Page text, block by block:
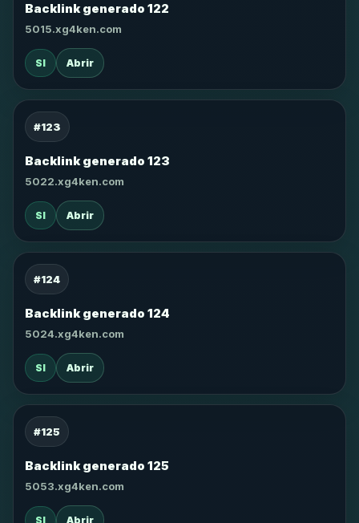
Backlink generado 122
5015.xg4ken.com
SI Abrir
#123
Backlink generado 123
5022.xg4ken.com
SI Abrir
#124
Backlink generado 124
5024.xg4ken.com
SI Abrir
#125
Backlink generado 125
5053.xg4ken.com
SI Abrir